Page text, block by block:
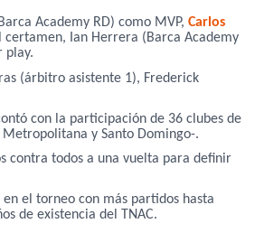
Academy RD) como MVP, Carlos
Ian Herrera (Barca Academy
play.
(árbitro asistente 1), Frederick
con la participación de 36 clubes de
y Santo Domingo-.
contra todos a una vuelta para definir
el torneo con más partidos hasta
de existencia del TNAC.